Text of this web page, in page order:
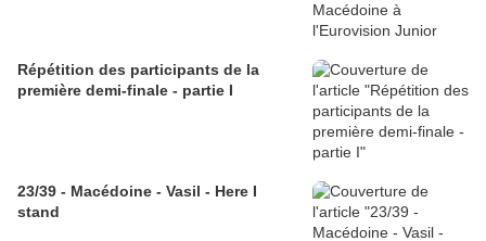
Répétition des participants de la
première demi-finale - partie I
23/39 - Macédoine - Vasil - Here I
stand